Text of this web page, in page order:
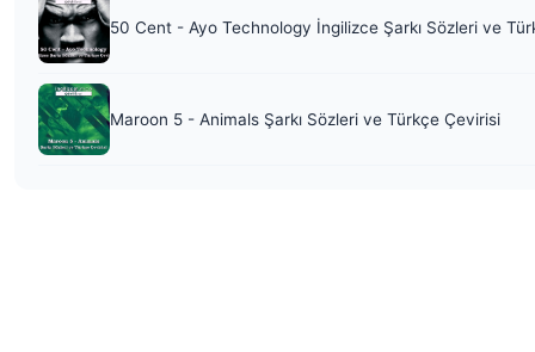
50 Cent - Ayo Technology İngilizce Şarkı Sözleri ve
Maroon 5 - Animals Şarkı Sözleri ve Türkçe Çevirisi